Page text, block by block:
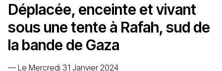
Déplacée, enceinte et vivant
sous une tente à Rafah, sud de
la bande de Gaza
— Le Mercredi 31 Janvier 2024